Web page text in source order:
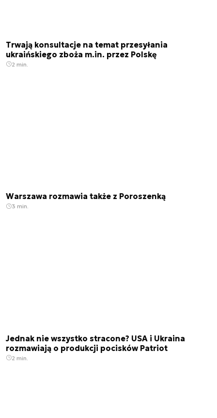
Trwają konsultacje na temat przesyłania
ukraińskiego zboża m.in. przez Polskę
2 min.
Warszawa rozmawia także z Poroszenką
3 min.
Jednak nie wszystko stracone? USA i Ukraina
rozmawiają o produkcji pocisków Patriot
2 min.